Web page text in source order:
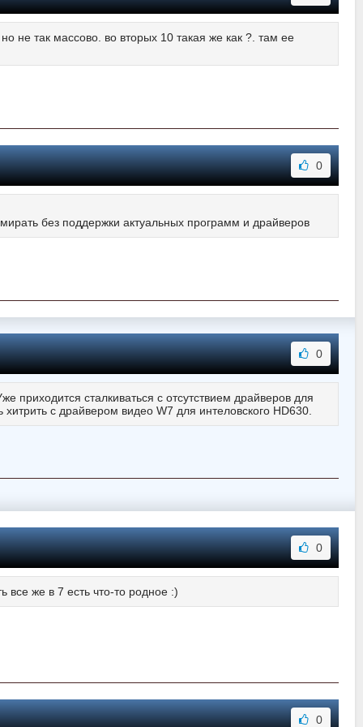
не так массово. во вторых 10 такая же как ?. там ее
0
без поддержки актуальных программ и драйверов
0
сталкиваться с отсутствием драйверов для
с драйвером видео W7 для интеловского HD630.
0
все же в 7 есть что-то родное :)
0